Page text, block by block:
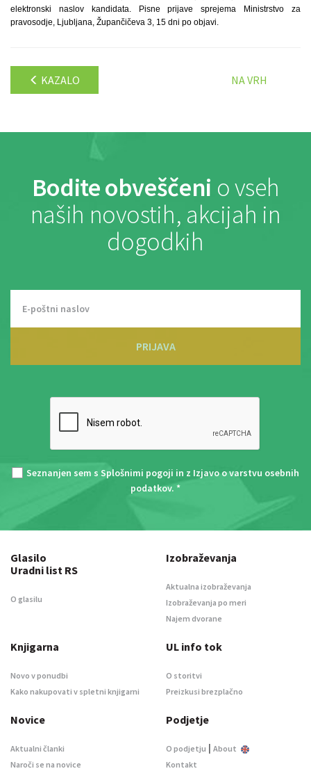
elektronski naslov kandidata. Pisne prijave sprejema Ministrstvo za
pravosodje, Ljubljana, Župančičeva 3, 15 dni po objavi.
KAZALO NA VRH
Bodite obveščeni o vseh
naših novostih, akcijah in
dogodkih
PRIJAVA
Seznanjen sem s Splošnimi pogoji in z Izjavo o varstvu osebnih
podatkov. *
Glasilo
Uradni list RS
O glasilu
Izobraževanja
Aktualna izobraževanja
Izobraževanja po meri
Najem dvorane
Knjigarna
Novo v ponudbi
Kako nakupovati v spletni knjigarni
UL info tok
O storitvi
Preizkusi brezplačno
Novice
Aktualni članki
Naroči se na novice
Podjetje
O podjetju | About
Kontakt